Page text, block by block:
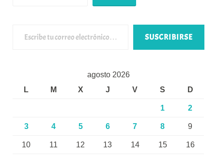
SUSCRIBIRSE
agosto 2026
L
M X J V S D
1 2
3 4 5 6 7 8 9
10 11 12 13 14 15 16